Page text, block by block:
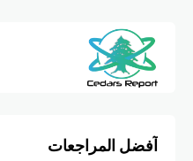
آفضل المراجعات